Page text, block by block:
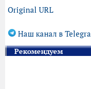
Original URL
Наш канал в
Рекомендуем